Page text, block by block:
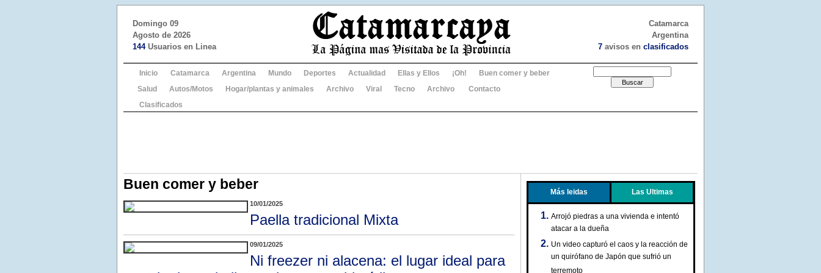
Domingo 09
Agosto de 2026
144Usuarios en Linea
Catamarca
Argentina
7 avisos en clasificados
Inicio Catamarca Argentina Mundo Deportes Actualidad Ellas y Ellos ¡Oh!
Buen comer y beber
Salud
Autos/Motos Hogar/plantas y animales Archivo Viral Tecno Archivo
Contacto
Clasificados
Buen comer y beber
10/01/2025
Paella tradicional Mixta
09/01/2025
Ni freezer ni alacena: el lugar ideal para
Más leidas Las Ultimas
Arrojó piedras a una vivienda e intentó
atacar a la dueña
Un video capturó el caos y la reacción de
un quirófano de Japón que sufrió un